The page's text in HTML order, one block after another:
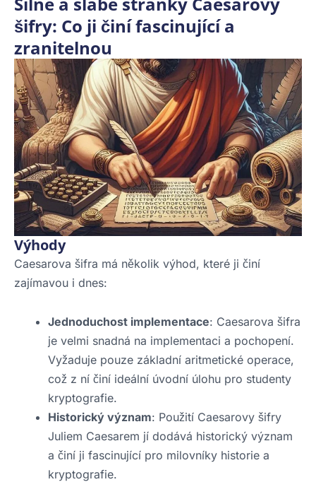
šifry: Co ji činí fascinující a
zranitelnou
Výhody
Caesarova šifra má několik výhod, které ji činí
zajímavou i dnes:
Jednoduchost implementace: Caesarova šifra
je velmi snadná na implementaci a pochopení.
Vyžaduje pouze základní aritmetické operace,
což z ní činí ideální úvodní úlohu pro studenty
kryptografie.
Historický význam: Použití Caesarovy šifry
Juliem Caesarem jí dodává historický význam
a činí ji fascinující pro milovníky historie a
kryptografie.